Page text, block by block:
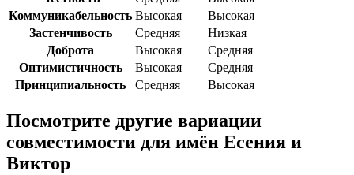
Коммуникабельность Высокая
Высокая
Застенчивость
Средняя
Низкая
Доброта
Высокая
Средняя
Оптимистичность
Высокая
Средняя
Принципиальность
Средняя Высокая
Посмотрите другие вариации
совместимости для имён Есения и
Виктор